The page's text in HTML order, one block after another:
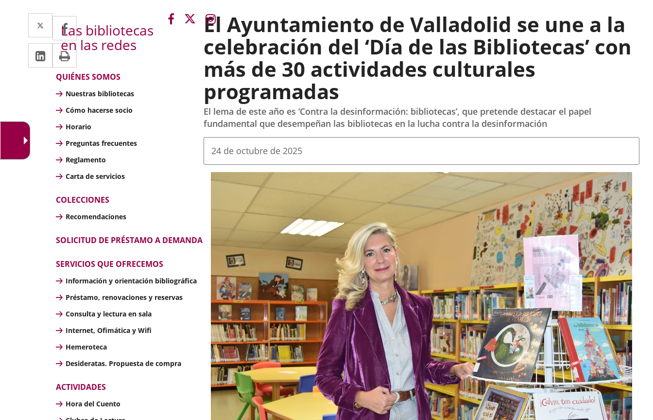
Twitter
Enlace
a
una
aplicación
externa.
Facebook
Enlace
a
una
aplicación
externa.
LinkedIn
Enlace
a
una
aplicación
externa.
Imprimir
Las bibliotecas
en las redes
Enlace
aplicación
externa.
Enlace
una
aplicación
externa.
Enlace
a
una
aplicación
externa.
Bibliotecas
QUIÉNES SOMOS
Nuestras bibliotecas
Cómo hacerse socio
Horario
Preguntas frecuentes
Reglamento
Carta de servicios
COLECCIONES
Recomendaciones
SOLICITUD DE PRÉSTAMO A DEMANDA
SERVICIOS QUE OFRECEMOS
Información y orientación bibliográfica
Préstamo, renovaciones y reservas
Consulta y lectura en sala
Internet, Ofimática y Wifi
Hemeroteca
Desideratas. Propuesta de compra
ACTIVIDADES
Hora del Cuento
El Ayuntamiento de Valladolid se une a la
celebración del ‘Día de las Bibliotecas’ con
más de 30 actividades culturales
programadas
El lema de este año es ‘Contra la desinformación: bibliotecas’, que pretende destacar el papel
fundamental que desempeñan las bibliotecas en la lucha contra la desinformación
Fecha
la
noticia
24 de octubre de 2025